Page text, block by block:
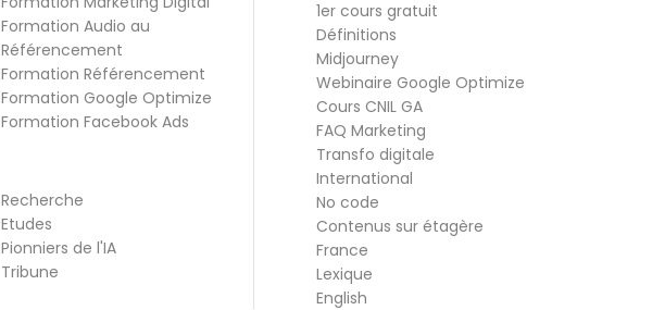
Formation Audio au
Référencement
Formation Référencement
Formation Google Optimize
Formation Facebook Ads
Recherche
Etudes
Pionniers de l'IA
Tribune
1er cours gratuit
Définitions
Midjourney
Webinaire Google Optimize
Cours CNIL GA
FAQ Marketing
Transfo digitale
International
No code
Contenus sur étagère
France
Lexique
English